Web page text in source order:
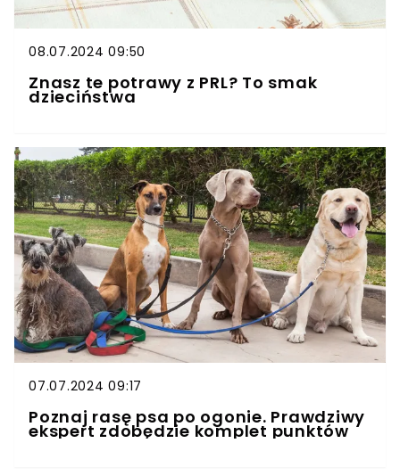
08.07.2024 09:50
Znasz te potrawy z PRL? To smak
dzieciństwa
07.07.2024 09:17
Poznaj rasę psa po ogonie. Prawdziwy
ekspert zdobędzie komplet punktów